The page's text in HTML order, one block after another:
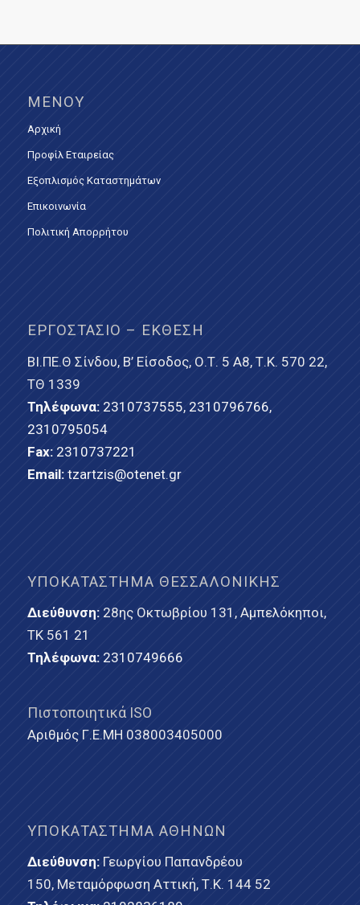
ΜΕΝΟΎ
Αρχική
Προφίλ Εταιρείας
Εξοπλισμός Καταστημάτων
Επικοινωνία
Πολιτική Απορρήτου
ΕΡΓΟΣΤΆΣΙΟ – ΈΚΘΕΣΗ
ΒΙ.ΠΕ.Θ Σίνδου, Β’ Είσοδος, Ο.Τ. 5 Α8, Τ.Κ. 570 22,
ΤΘ 1339
Τηλέφωνα: 2310737555, 2310796766,
2310795054
Fax: 2310737221
Email: tzartzis@otenet.gr
ΥΠΟΚΑΤΆΣΤΗΜΑ ΘΕΣΣΑΛΟΝΊΚΗΣ
Διεύθυνση:28ης Οκτωβρίου 131, Αμπελόκηποι,
ΤΚ 561 21
Τηλέφωνα: 2310749666
Πιστοποιητικά ISO
Αριθμός Γ.Ε.ΜΗ 038003405000
ΥΠΟΚΑΤΆΣΤΗΜΑ ΑΘΗΝΏΝ
Διεύθυνση:Γεωργίου Παπανδρέου
150, Μεταμόρφωση Αττική, Τ.Κ. 144 52